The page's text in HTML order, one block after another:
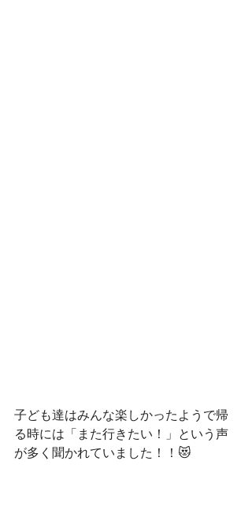
子ども達はみんな楽しかったようで帰
る時には「また行きたい！」という声
が多く聞かれていました！！😻